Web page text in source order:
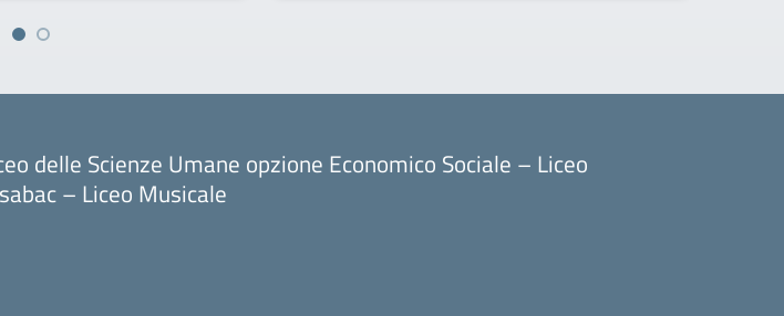
delle Scienze Umane opzione Economico Sociale – Liceo
– Liceo Musicale